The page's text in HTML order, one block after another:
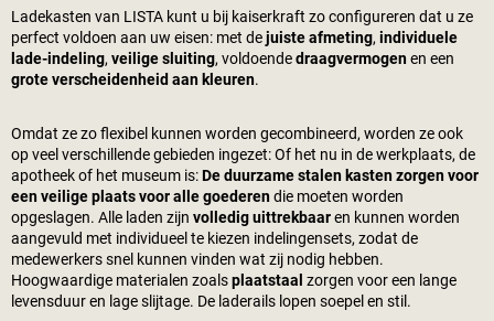
Ladekasten van LISTA kunt u bij kaiserkraft zo configureren dat u ze
perfect voldoen aan uw eisen: met dejuiste afmeting, individuele
lade-indeling, veilige sluiting, voldoendedraagvermogenen een
grote verscheidenheid aan kleuren.
Omdat ze zo flexibel kunnen worden gecombineerd, worden ze ook
op veel verschillende gebieden ingezet: Of het nu in de werkplaats, de
apotheek of het museum is:De duurzame stalen kasten zorgen voor
een veilige plaats voor alle goederendie moeten worden
opgeslagen. Alle laden zijn volledig uittrekbaaren kunnen worden
aangevuld met individueel te kiezen indelingensets, zodat de
medewerkers snel kunnen vinden wat zij nodig hebben.
Hoogwaardige materialen zoalsplaatstaal zorgen voor een lange
levensduur en lage slijtage. De laderails lopen soepel en stil.